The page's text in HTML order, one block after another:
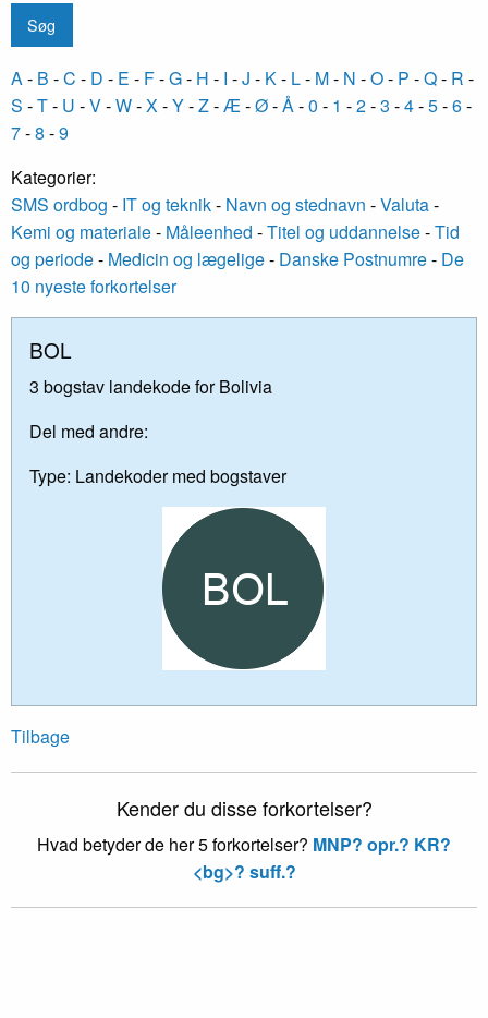
A- B -C - D - E - F-G- H - I -J - K- L- M- N -O- P -Q- R -
S -T- U -V-W-X-Y-Z-Æ-Ø-Å-0 - 1 -2-3 -4-5-6-
7-8 -9
Kategorier:
SMS ordbog - IT og teknik- Navn og stednavn -Valuta-
Kemi og materiale- Måleenhed -Titel og uddannelse-Tid
og periode- Medicin og lægelige- Danske Postnumre- De
10 nyeste forkortelser
BOL
3 bogstav landekode for Bolivia
Del med andre:
Type: Landekoder med bogstaver
Tilbage
Kender du disse forkortelser?
Hvad betyder de her 5 forkortelser? MNP? opr.? KR?
<bg>? suff.?